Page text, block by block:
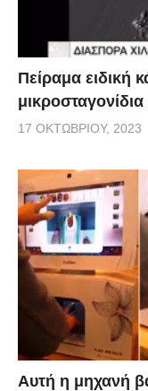
Πείραμα ειδική
17 ΟΚΤΩΒΡΊΟΥ, 2023
Αυτή η μηχανή